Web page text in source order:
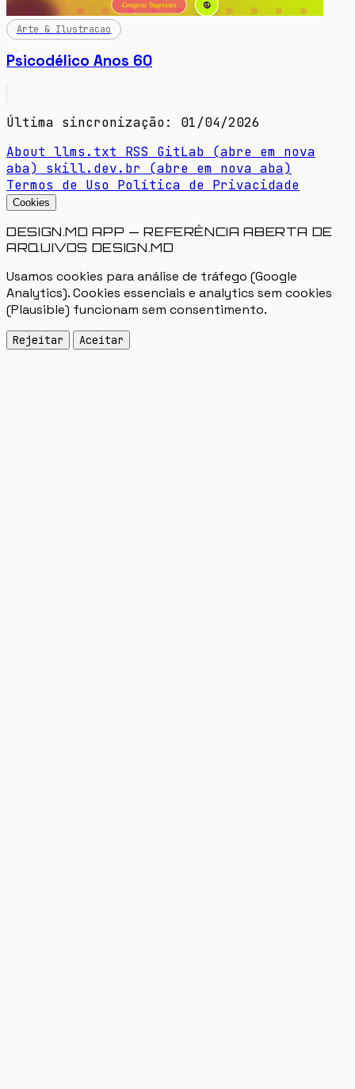
Arte & Ilustracao
Psicodélico Anos 60
Última sincronização: 01/04/2026
About llms.txt RSS GitLab (abre em nova
aba)
skill.dev.br (abre em nova aba)
Termos de Uso Política de Privacidade
Cookies
DESIGN.MD APP — REFERÊNCIA ABERTA DE
ARQUIVOS DESIGN.MD
Usamos cookies para análise de tráfego (Google
Analytics). Cookies essenciais e analytics sem cookies
(Plausible) funcionam sem consentimento.
Rejeitar Aceitar